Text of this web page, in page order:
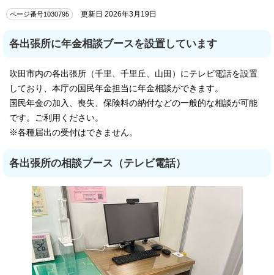
ページ番号1030795 更新日 2026年3月19日
各出張所に年金相談ブースを設置しています
吹田市内の各出張所（千里、千里丘、山田）にテレビ電話を設置
しており、本庁の国民年金担当に年金相談ができます。
国民年金の加入、喪失、保険料の納付などの一般的な相談が可能
です。ご利用ください。
※各種届出の受付はできません。
各出張所の相談ブース（テレビ電話）